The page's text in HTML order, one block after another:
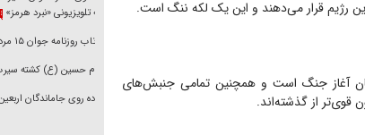
رژیم قرار می‌دهند و این یک لکه ننگ است.
آغاز جنگ است و همچنین تمامی جنبش‌های
قوی‌تر از گذشته‌اند.
برنامه تلویزیونی «نبرد هرمز»
بازتاب روزنامه جوان ۱۵ مرداد در شبکه خبر
امام حسین (ع) کشته
پیاده روی جاماندگان